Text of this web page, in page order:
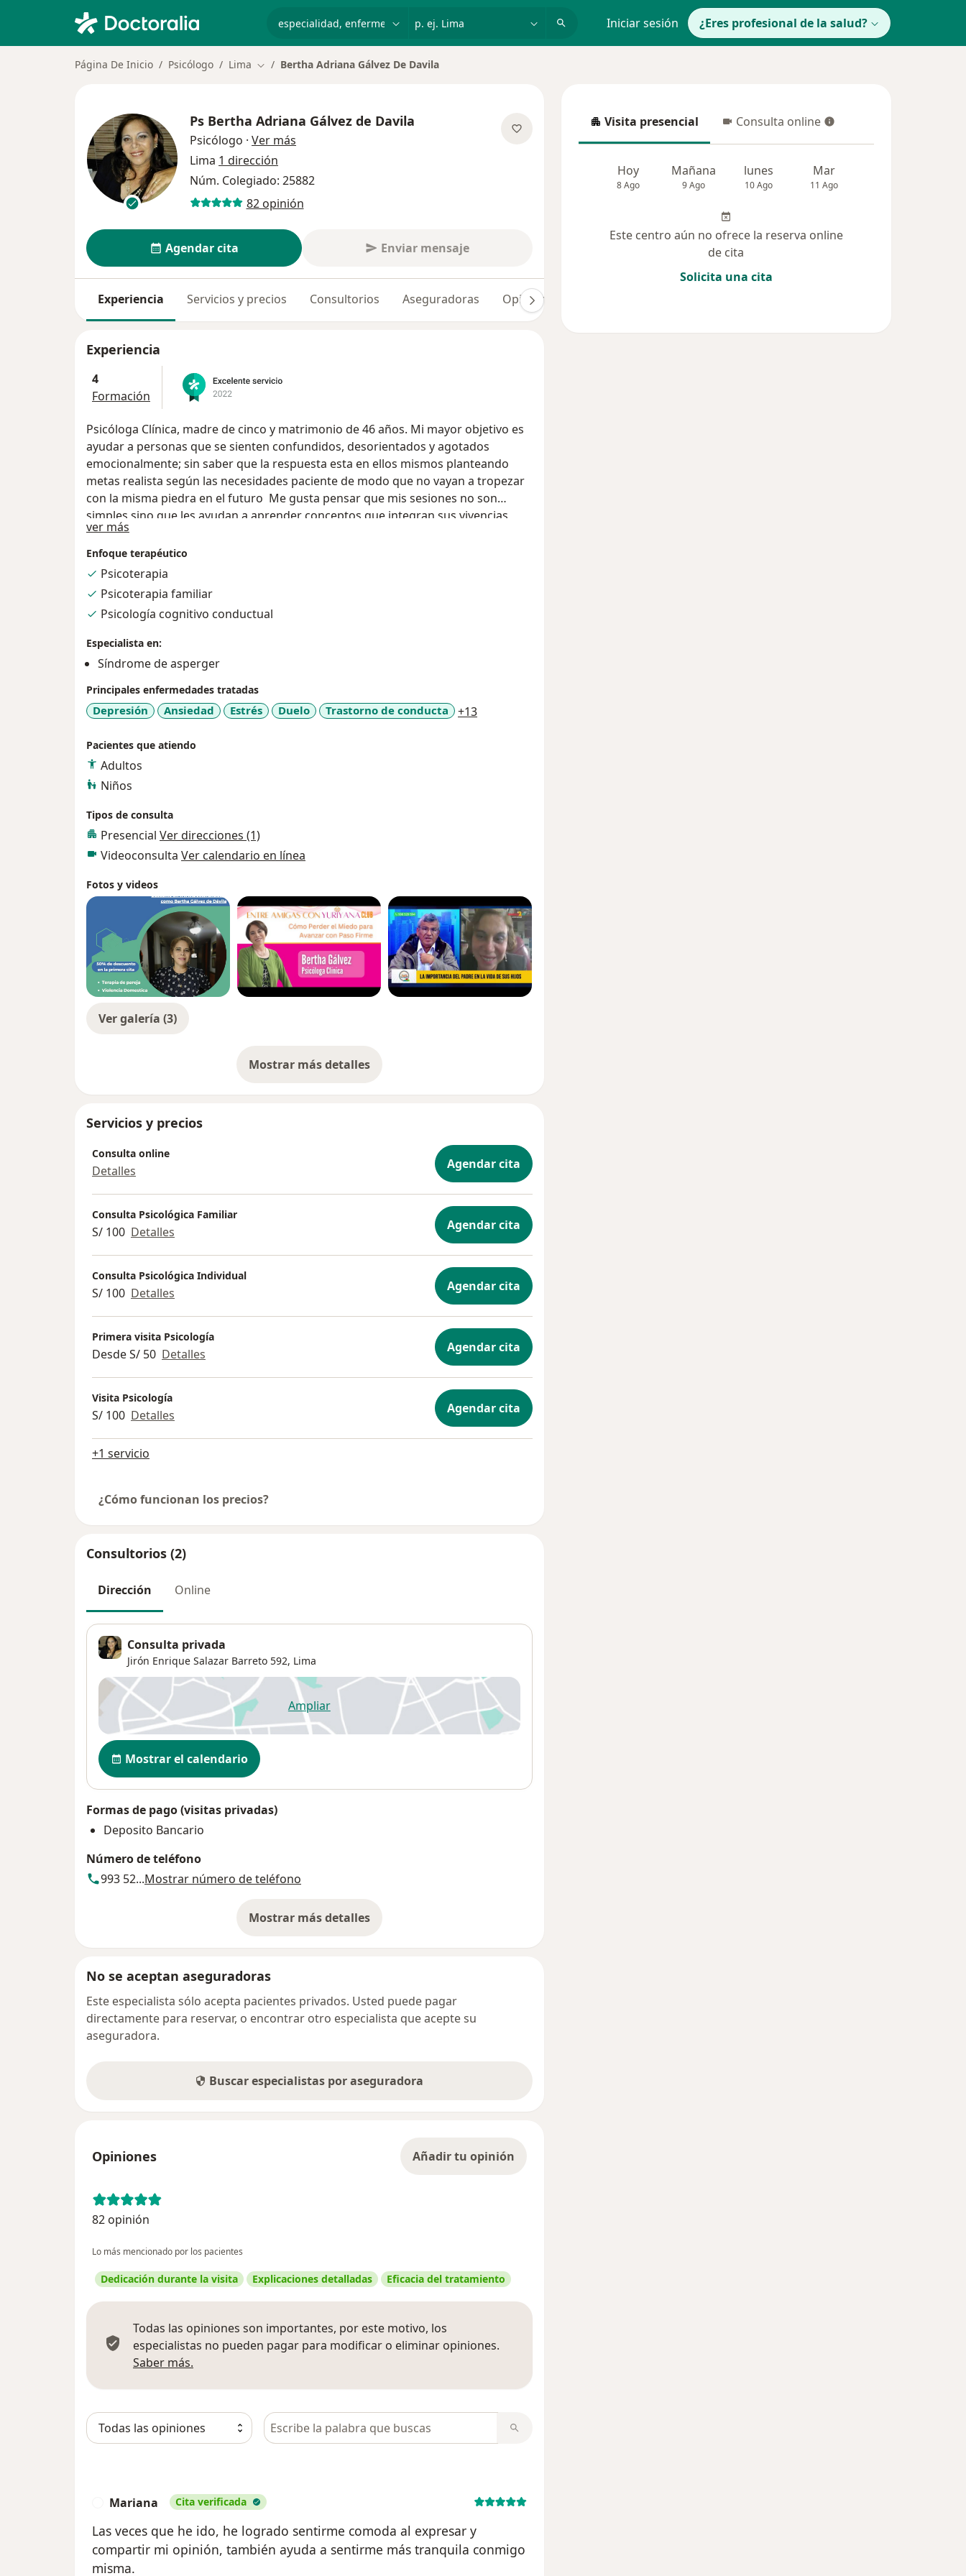
Iniciar sesión ¿Eres profesional de la salud?
Página De Inicio Psicólogo Lima Cambiar de ciudad
Bertha Adriana Gálvez De Davila
Ps Bertha Adriana Gálvez de Davila
Psicólogo · Ver más
Lima 1 dirección
Núm. Colegiado: 25882
82 opinión
Agendar cita Enviar mensaje
Experiencia Servicios y precios Consultorios Aseguradoras Opiniones (82)
Experiencia
4
Formación
Psicóloga Clínica, madre de cinco y matrimonio de 46 años. Mi mayor objetivo es
ayudar a personas que se sienten confundidos, desorientados y agotados
emocionalmente; sin saber que la respuesta esta en ellos mismos planteando
metas realista según las necesidades paciente de modo que no vayan a tropezar
con la misma piedra en el futuro Me gusta pensar que mis sesiones no son
simples sino que les ayudan a aprender conceptos que integran sus vivencias
previas, comprendiéndolas de manera trascendental.
ver más
Enfoque terapéutico
Psicoterapia
Psicoterapia familiar
Psicología cognitivo conductual
Especialista en:
Síndrome de asperger
Principales enfermedades tratadas
Depresión Ansiedad Estrés Duelo Trastorno de conducta +13a11y_sr_more_diseases
Pacientes que atiendo
Adultos
Niños
Tipos de consulta
Presencial Ver direcciones (1)
Videoconsulta Ver calendario en línea
Fotos y videos
Ver galería (3)
Mostrar más detalles
sobre la experiencia
Servicios y precios
Consulta online
Detalles Agendar cita
Consulta Psicológica Familiar
S/ 100 Detalles Agendar cita
Consulta Psicológica Individual
S/ 100 Detalles Agendar cita
Primera visita Psicología
Desde S/ 50 Detalles Agendar cita
Visita Psicología
S/ 100 Detalles Agendar cita
+1 servicio
¿Cómo funcionan los precios?
Consultorios (2)
Dirección Online
Consulta privada
Jirón Enrique Salazar Barreto 592, Lima
Ampliarse abre en una nueva pestaña
Disponibilidad
Mostrar el calendario
Formas de pago (visitas privadas)
Deposito Bancario
Número de teléfono
993 52...Mostrar número de teléfono
Mostrar más detalles
sobre la dirección
No se aceptan aseguradoras
Este especialista sólo acepta pacientes privados. Usted puede pagar
directamente para reservar, o encontrar otro especialista que acepte su
aseguradora.
Buscar especialistas por aseguradora
Opiniones Añadir tu opinión
82 opinión
Lo más mencionado por los pacientes
Dedicación durante la visita Explicaciones detalladas Eficacia del tratamiento
Todas las opiniones son importantes, por este motivo, los
especialistas no pueden pagar para modificar o eliminar opiniones.
Saber más.
Busca en opiniones
Mariana Cita verificada
Las veces que he ido, he logrado sentirme comoda al expresar y
compartir mi opinión, también ayuda a sentirme más tranquila conmigo
misma.
Visita presencial
Visita presencial Consulta online
Consulta online
Hoy
8 Ago
Mañana
9 Ago
lunes
10 Ago
Mar
11 Ago
Este centro aún no ofrece la reserva online
de cita
Solicita una cita